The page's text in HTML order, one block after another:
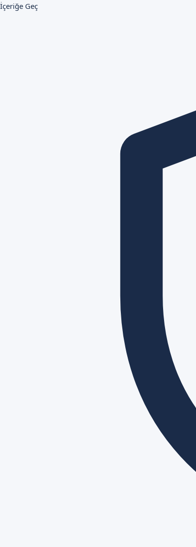
İçeriğe Geç